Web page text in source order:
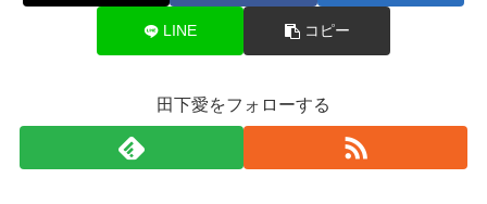
LINE コピー
田下愛をフォローする